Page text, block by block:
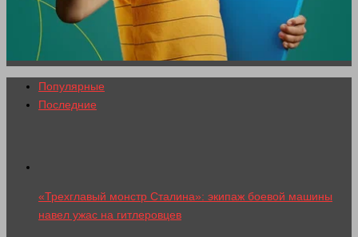
Популярные
Последние
«Трехглавый монстр Сталина»: экипаж боевой машины
навел ужас на гитлеровцев